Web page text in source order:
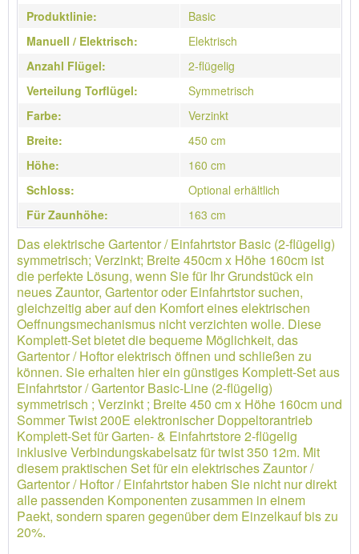
Produktlinie:
Basic
Manuell / Elektrisch:
Elektrisch
Anzahl Flügel:
2-flügelig
Verteilung Torflügel:
Symmetrisch
Farbe:
Verzinkt
Breite:
450 cm
Höhe:
160 cm
Schloss:
Optional erhältlich
Für Zaunhöhe:
163 cm
Das elektrische Gartentor / Einfahrtstor Basic (2-flügelig)
symmetrisch; Verzinkt; Breite 450cm x Höhe 160cm ist
die perfekte Lösung, wenn Sie für Ihr Grundstück ein
neues Zauntor, Gartentor oder Einfahrtstor suchen,
gleichzeitig aber auf den Komfort eines elektrischen
Oeffnungsmechanismus nicht verzichten wolle. Diese
Komplett-Set bietet die bequeme Möglichkeit, das
Gartentor / Hoftor elektrisch öffnen und schließen zu
können. Sie erhalten hier ein günstiges Komplett-Set aus
Einfahrtstor / Gartentor Basic-Line (2-flügelig)
symmetrisch ; Verzinkt ; Breite 450 cm x Höhe 160cm und
Sommer Twist 200E elektronischer Doppeltorantrieb
Komplett-Set für Garten- & Einfahrtstore 2-flügelig
inklusive Verbindungskabelsatz für twist 350 12m. Mit
diesem praktischen Set für ein elektrisches Zauntor /
Gartentor / Hoftor / Einfahrtstor haben Sie nicht nur direkt
alle passenden Komponenten zusammen in einem
Paekt, sondern sparen gegenüber dem Einzelkauf bis zu
20%.